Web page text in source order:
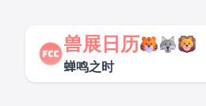
兽展日历
蝉鸣之时